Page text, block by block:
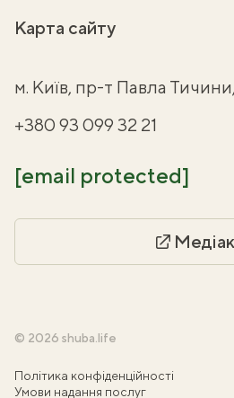
Карта сайту
м. Київ, пр-т Павла
+380 93 099 32 21
[email protected]
© 2026 shuba.life
Політика конфіденційності
Умови надання послуг